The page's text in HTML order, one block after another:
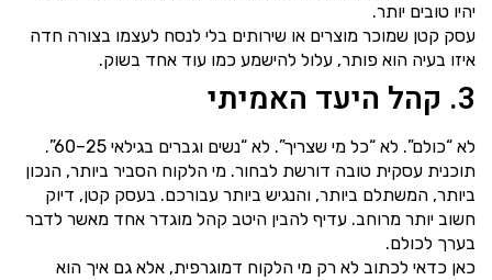
יהיו טובים יותר.
עסק קטן שמוכר מוצרים או שירותים בלי לנסח לעצמו בצורה חדה
איזו בעיה הוא פותר, עלול להישמע כמו עוד אחד בשוק.
3. קהל היעד האמיתי
לא “כולם”. לא “כל מי שצריך”. לא “נשים וגברים בגילאי 25–60”.
תוכנית עסקית טובה דורשת לבחור. מי הלקוח הסביר ביותר, הנכון
ביותר, המשתלם ביותר, והנגיש ביותר עבורכם. בעסק קטן, דיוק
חשוב יותר מרוחב. עדיף להבין היטב קהל מוגדר אחד מאשר לדבר
בערך לכולם.
כאן כדאי לכתוב לא רק מי הלקוח דמוגרפית, אלא גם איך הוא